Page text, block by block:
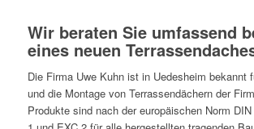
Wir beraten Sie umfassend
eines neuen
Die Firma Uwe Kuhn ist in Uedesheim bekannt
und die Montage von Terrassendächern der
Produkte sind nach der europäischen Norm